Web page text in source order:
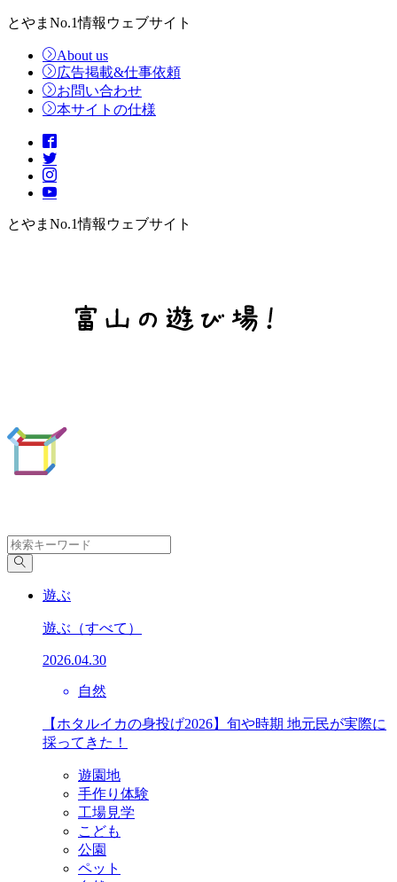
とやまNo.1情報ウェブサイト
About us
広告掲載&仕事依頼
お問い合わせ
本サイトの仕様
とやまNo.1情報ウェブサイト
遊ぶ
遊ぶ （すべて）
2026.04.30
自然
【ホタルイカの身投げ2026】旬や時期 地元民が実際に
採ってきた！
遊園地
手作り体験
工場見学
こども
公園
ペット